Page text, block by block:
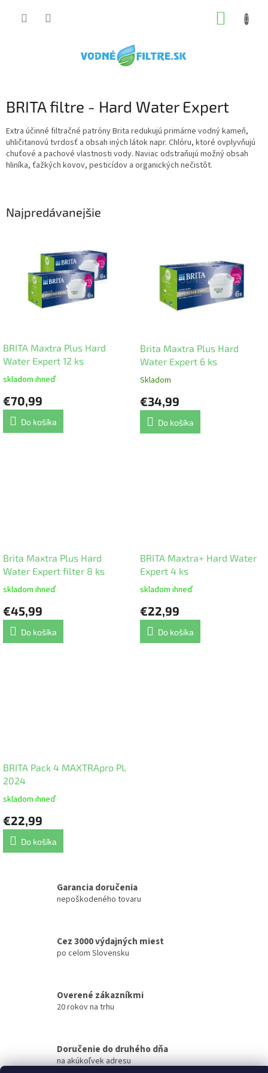
BRITA filtre - Hard Water Expert
Extra účinné filtračné patróny Brita redukujú primárne vodný kameň,
uhličitanovú tvrdosť a obsah iných látok napr. Chlóru, ktoré ovplyvňujú
chuťové a pachové vlastnosti vody. Naviac odstraňujú možný obsah
hliníka, ťažkých kovov, pesticídov a organických nečistôt.
Najpredávanejšie
d
u
k
t
o
v
BRITA Maxtra Plus Hard
Water Expert 12 ks
skladom ihneď
€70,99
Do košíka
Brita Maxtra Plus Hard
Water Expert 6 ks
Skladom
€34,99
Do košíka
Brita Maxtra Plus Hard
Water Expert filter 8 ks
skladom ihneď
€45,99
Do košíka
BRITA Maxtra+ Hard Water
Expert 4 ks
skladom ihneď
€22,99
Do košíka
BRITA Pack 4 MAXTRApro PL
2024
skladom ihneď
€22,99
Do košíka
Garancia doručenia
nepoškodeného tovaru
Cez 3000 výdajných miest
po celom Slovensku
Overené zákazníkmi
20 rokov na trhu
Doručenie do druhého dňa
na akúkoľvek adresu